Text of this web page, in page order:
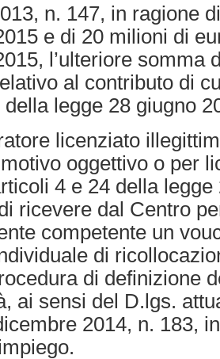
n. 147, in ragione
e di 20 milioni di
l’ulteriore somma
al contributo di
legge 28 giugno
licenziato
oggettivo o per
4 e 24 della
ricevere dal Centro
competente un
di
di definizione
ai sensi del D.lgs.
2014, n. 183,